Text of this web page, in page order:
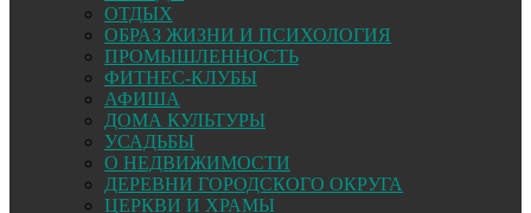
ОТДЫХ
ОБРАЗ ЖИЗНИ И ПСИХОЛОГИЯ
ПРОМЫШЛЕННОСТЬ
ФИТНЕС-КЛУБЫ
АФИША
ДОМА КУЛЬТУРЫ
УСАДЬБЫ
О НЕДВИЖИМОСТИ
ДЕРЕВНИ ГОРОДСКОГО ОКРУГА
ЦЕРКВИ И ХРАМЫ